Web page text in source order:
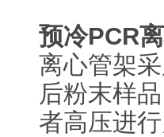
预冷PCR
离心管架
后粉末样
者高压进